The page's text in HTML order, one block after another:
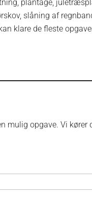
plantage,
slåning af
klare de fleste
mulig opgave. Vi